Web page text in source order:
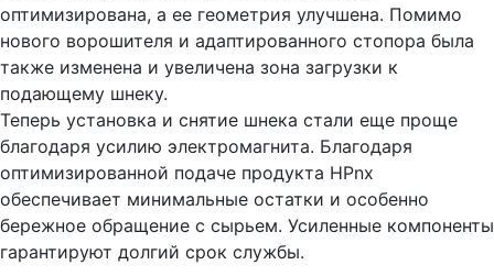
оптимизирована, а ее геометрия улучшена. Помимо
нового ворошителя и адаптированного стопора была
также изменена и увеличена зона загрузки к
подающему шнеку.
Теперь установка и снятие шнека стали еще проще
благодаря усилию электромагнита. Благодаря
оптимизированной подаче продукта HPnx
обеспечивает минимальные остатки и особенно
бережное обращение с сырьем. Усиленные компоненты
гарантируют долгий срок службы.